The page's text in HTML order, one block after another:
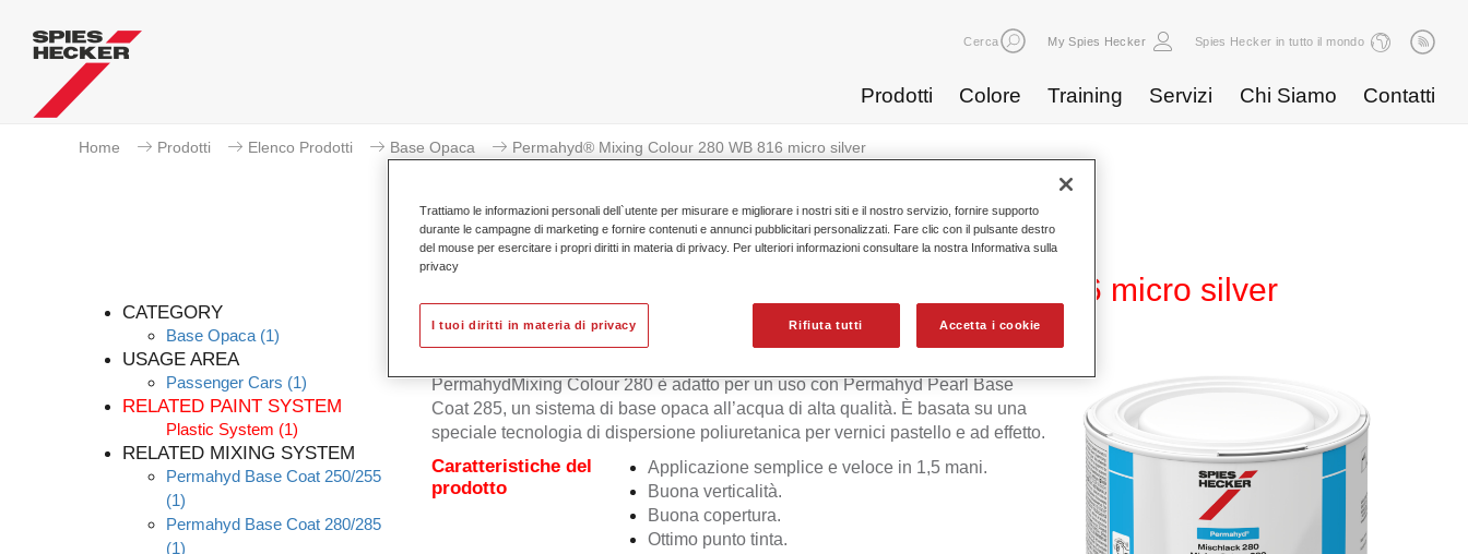
Cerca My Spies Hecker Spies Hecker in tutto il mondo
Prodotti Colore Training Servizi Chi Siamo Contatti
Home Prodotti Elenco Prodotti Base Opaca Permahyd® Mixing Colour 280 WB 816 micro silver
CATEGORY
Base Opaca (1)
USAGE AREA
Passenger Cars (1)
RELATED PAINT SYSTEM
Plastic System (1)
RELATED MIXING SYSTEM
Permahyd Base Coat 250/255
(1)
Permahyd Base Coat 280/285
(1)
Permahyd® Mixing Colour 280 WB 816 micro silver
PermahydMixing Colour 280 è adatto per un uso con Permahyd Pearl Base
Coat 285, un sistema di base opaca all’acqua di alta qualità. È basata su una
speciale tecnologia di dispersione poliuretanica per vernici pastello e ad effetto.
Caratteristiche del
prodotto
Applicazione semplice e veloce in 1,5 mani.
Buona verticalità.
Buona copertura.
Ottimo punto tinta.
Trattiamo le informazioni personali dell`utente per misurare e migliorare i nostri siti e il nostro servizio, fornire supporto
durante le campagne di marketing e fornire contenuti e annunci pubblicitari personalizzati. Fare clic con il pulsante destro
del mouse per esercitare i propri diritti in materia di privacy. Per ulteriori informazioni consultare la nostra Informativa sulla
privacy
Rifiuta tutti Accetta i cookie
I tuoi diritti in materia di privacy